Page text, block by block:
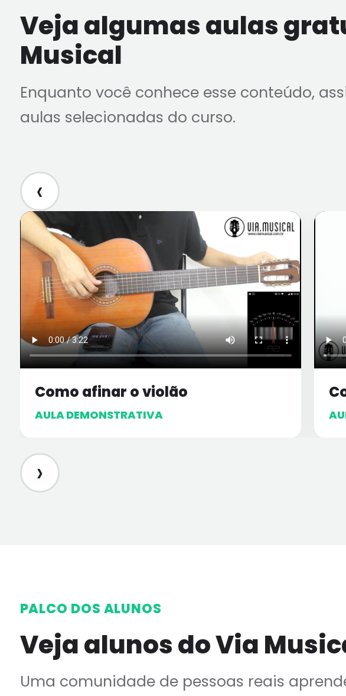
Veja algumas aulas
Musical
Enquanto você conhece esse conteúdo,
aulas selecionadas do curso.
‹
Como afinar o violão
AULA DEMONSTRATIVA
›
PALCO DOS ALUNOS
Veja alunos do Via
Uma comunidade de pessoas reais